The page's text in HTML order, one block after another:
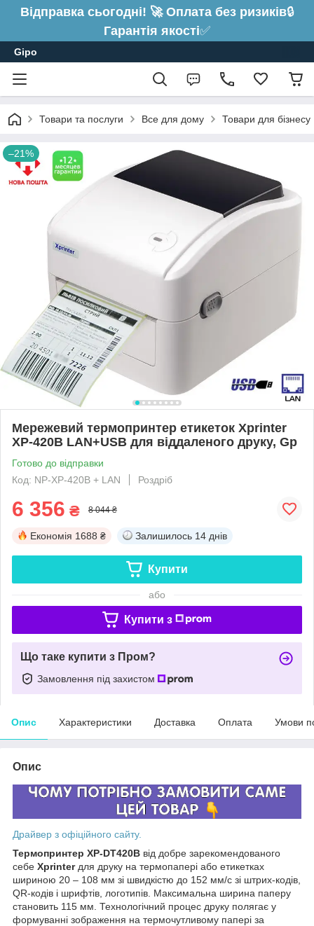
Відправка сьогодні! 🚀 Оплата без ризиків🔒
Гарантія якості✅
Gipo
Товари та послуги Все для дому Товари для бізнесу
–21%
Мережевий термопринтер етикеток Xprinter
XP-420B LAN+USB для віддаленого друку, Gp
Готово до відправки
Код: NP-XP-420B + LAN
Роздріб
6 356 ₴ 8 044 ₴
Економія 1688 ₴ Залишилось 14 днів
Купити
або
Купити з
Що таке купити з Пром?
Замовлення під захистом
Опис Характеристики Доставка Оплата Умови
Опис
Драйвер з офіційного сайту.
Термопринтер XP-DT420B від добре зарекомендованого
себе Xprinter для друку на термопапері або етикетках
шириною 20 – 108 мм зі швидкістю до 152 мм/с зі штрих-кодів,
QR-кодів і шрифтів, логотипів. Максимальна ширина паперу
становить 115 мм. Технологічний процес друку полягає у
формуванні зображення на термочутливому папері за